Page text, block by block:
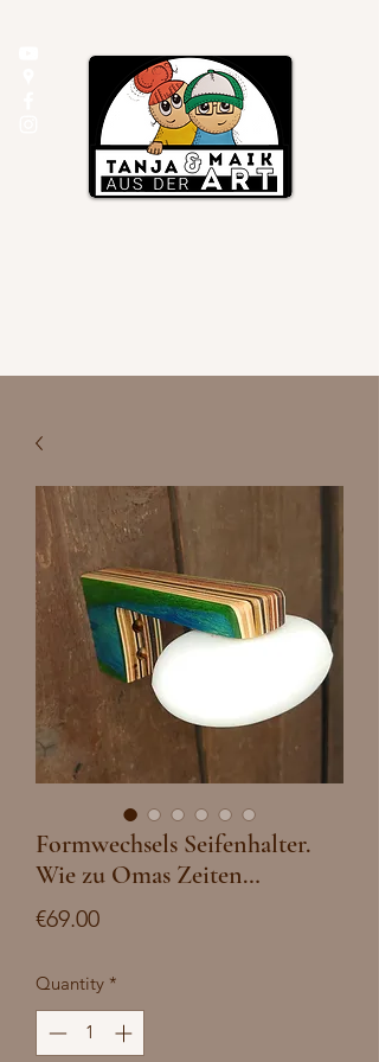
Formwechsels Seifenhalter.
Wie zu Omas Zeiten…
€69.00Price
Quantity *